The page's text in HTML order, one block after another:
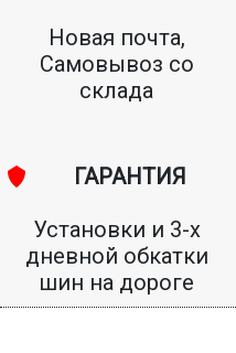
Новая почта,
Самовывоз со
склада
ГАРАНТИЯ
Установки и 3-х
дневной обкатки
шин на дороге